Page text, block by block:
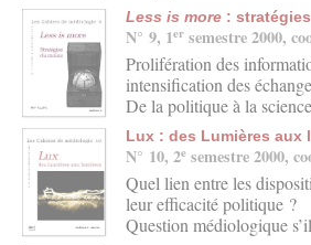
Less is more :
N° 9, 1er semestre 2000,
Prolifération des
intensification des
De la politique à la
Lux : des Lumières aux
N° 10, 2e semestre 2000,
Quel lien entre les
leur efficacité politique ?
Question médiologique